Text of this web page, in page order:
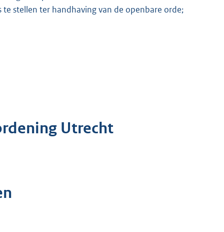
stellen ter handhaving van de openbare orde;
Utrecht